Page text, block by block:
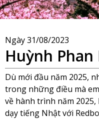
Ngày31/08/2023
Huỳnh
Dù mới đầu năm 2025,
trong những điều mà
về hành trình năm
dạy tiếng Nhật với